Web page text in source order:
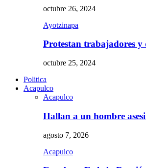
octubre 26, 2024
Ayotzinapa
Protestan trabajadores
octubre 25, 2024
Politica
Acapulco
Acapulco
Hallan a un hombre
agosto 7, 2026
Acapulco